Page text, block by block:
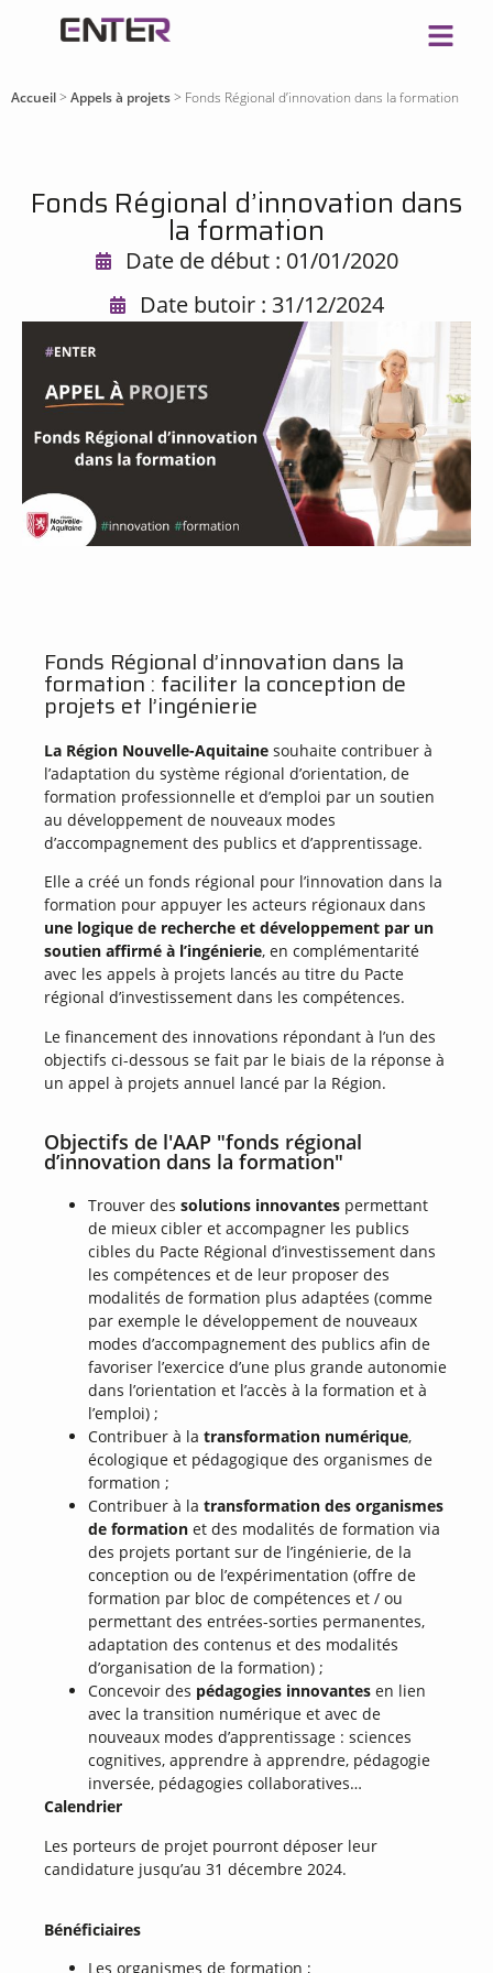
Accueil> Appels à projets> Fonds Régional d’innovation dans la formation
Fonds Régional d’innovation dans
la formation
Date de début : 01/01/2020
Date butoir : 31/12/2024
Fonds Régional d’innovation dans la
formation : faciliter la conception de
projets et l’ingénierie
La Région Nouvelle-Aquitaine souhaite contribuer à
l’adaptation du système régional d’orientation, de
formation professionnelle et d’emploi par un soutien
au développement de nouveaux modes
d’accompagnement des publics et d’apprentissage.
Elle a créé un fonds régional pour l’innovation dans la
formation pour appuyer les acteurs régionaux dans
une logique de recherche et développement par un
soutien affirmé à l’ingénierie, en complémentarité
avec les appels à projets lancés au titre du Pacte
régional d’investissement dans les compétences.
Le financement des innovations répondant à l’un des
objectifs ci-dessous se fait par le biais de la réponse à
un appel à projets annuel lancé par la Région.
Objectifs de l'AAP "fonds régional
d’innovation dans la formation"
Trouver des solutions innovantes permettant
de mieux cibler et accompagner les publics
cibles du Pacte Régional d’investissement dans
les compétences et de leur proposer des
modalités de formation plus adaptées (comme
par exemple le développement de nouveaux
modes d’accompagnement des publics afin de
favoriser l’exercice d’une plus grande autonomie
dans l’orientation et l’accès à la formation et à
l’emploi) ;
Contribuer à la transformation numérique,
écologique et pédagogique des organismes de
formation ;
Contribuer à la transformation des organismes
de formation et des modalités de formation via
des projets portant sur de l’ingénierie, de la
conception ou de l’expérimentation (offre de
formation par bloc de compétences et / ou
permettant des entrées-sorties permanentes,
adaptation des contenus et des modalités
d’organisation de la formation) ;
Concevoir des pédagogies innovantes en lien
avec la transition numérique et avec de
nouveaux modes d’apprentissage : sciences
cognitives, apprendre à apprendre, pédagogie
inversée, pédagogies collaboratives…
Calendrier
Les porteurs de projet pourront déposer leur
candidature jusqu’au 31 décembre 2024.
Bénéficiaires
Les organismes de formation ;